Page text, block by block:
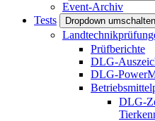
Event-Archiv
Tests
Dropdown umschalten
Prüfberichte
DLG-
DLG-
DLG-